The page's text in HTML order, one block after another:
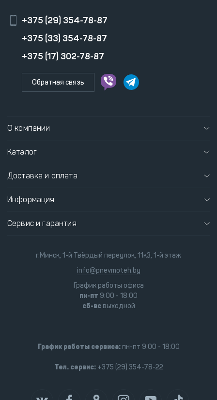
+375 (29) 354-78-87
+375 (33) 354-78-87
+375 (17) 302-78-87
Обратная связь
О компании
Каталог
Доставка и оплата
Информация
Сервис и гарантия
г.Минск, 1-й Твёрдый переулок, 11к3, 1-й этаж
info@pnevmoteh.by
График работы офиса
пн-пт 9:00 - 18:00
сб-всвыходной
График работы сервиса:пн-пт 9:00 - 18:00
Тел. сервис:+375 (29) 354-78-22